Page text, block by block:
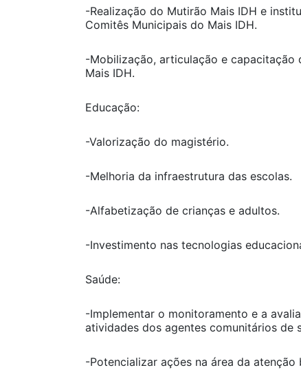
-Realização do Mutirão Mais IDH e
Comitês Municipais do Mais IDH.
-Mobilização, articulação e capacitação
Mais IDH.
Educação:
-Valorização do magistério.
-Melhoria da infraestrutura das escolas.
-Alfabetização de crianças e adultos.
-Investimento nas tecnologias
Saúde:
-Implementar o monitoramento e a
atividades dos agentes comunitários de
-Potencializar ações na área da atenção